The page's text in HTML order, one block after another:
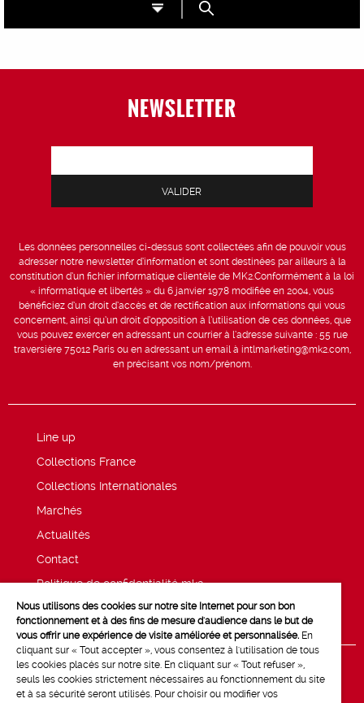
NEWSLETTER
Les données personnelles ci-dessus sont collectées afin de pouvoir vous
adresser notre newsletter d’information et sont destinées par ailleurs à la
constitution d’un fichier informatique clientèle de MK2.Conformément à la loi
« informatique et libertés » du 6 janvier 1978 modifiée en 2004, vous
bénéficiez d’un droit d’accès et de rectification aux informations qui vous
concernent, ainsi qu’un droit d’opposition à l’utilisation de ces données, que
vous pouvez exercer en adressant un courrier à l’adresse suivante : 55 rue
traversière 75012 Paris ou en adressant un email à intlmarketing@mk2.com,
en précisant vos nom/prénom.
Line up
Collections France
Collections Internationales
Marchés
Actualités
Contact
Politique de confidentialité mk2
Mentions légales
Nous utilisons des cookies sur notre site Internet pour son bon
fonctionnement et à des fins de mesure d'audience dans le but de
vous offrir une expérience de visite améliorée et personnalisée. En
cliquant sur « Tout accepter », vous consentez à l'utilisation de tous
les cookies placés sur notre site. En cliquant sur « Tout refuser »,
seuls les cookies strictement nécessaires au fonctionnement du site
et à sa sécurité seront utilisés. Pour choisir ou modifier vos